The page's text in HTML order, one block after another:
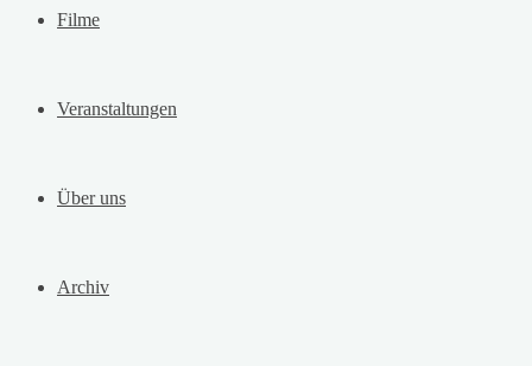
Filme
Veranstaltungen
Über uns
Archiv